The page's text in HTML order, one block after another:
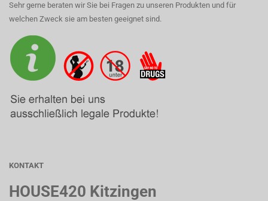
Sehr gerne beraten wir Sie bei Fragen zu unseren Produkten und für
welchen Zweck sie am besten geeignet sind.
KONTAKT
HOUSE420 Kitzingen